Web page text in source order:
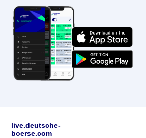
live.deutsche-
boerse.com